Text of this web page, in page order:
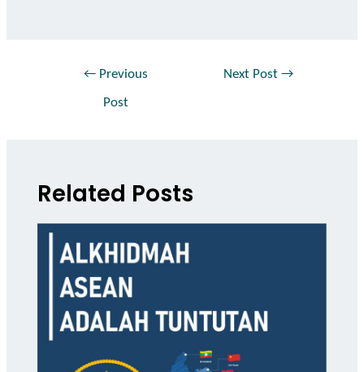
←Previous
Post
Next Post→
Related Posts